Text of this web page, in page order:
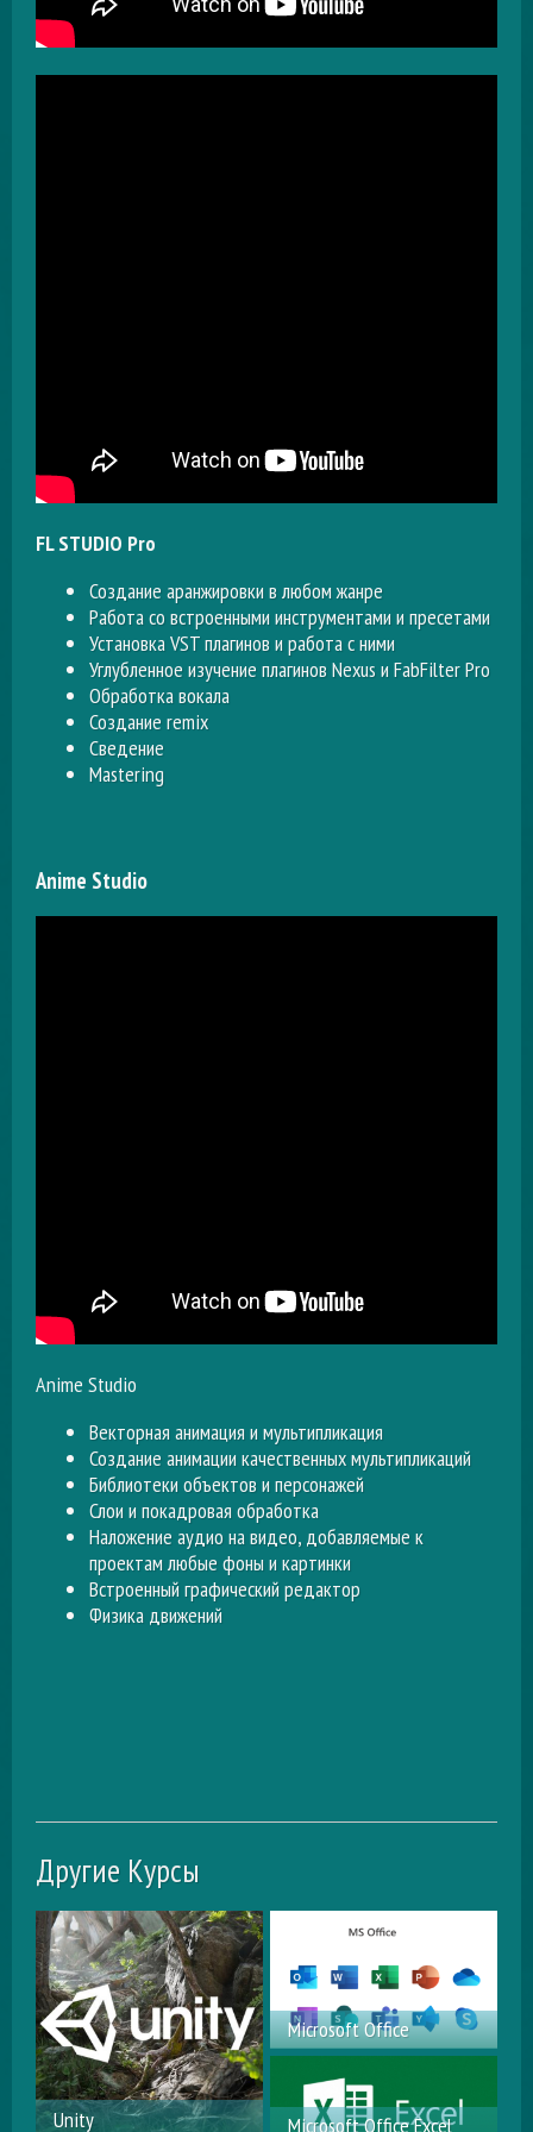
FL STUDIO Pro
Создание аранжировки в любом жанре
Работа со встроенными инструментами и пресетами
Установка VST плагинов и работа с ними
Углубленное изучение плагинов Nexus и FabFilter Pro
Обработка вокала
Создание remix
Сведение
Mastering
Anime Studio
Anime Studio
Векторная анимация и мультипликация
Создание анимации качественных мультипликаций
Библиотеки объектов и персонажей
Слои и покадровая обработка
Наложение аудио на видео, добавляемые к
проектам любые фоны и картинки
Встроенный графический редактор
Физика движений
Другие Курсы
Unity
Microsoft Office
Пользователь ПК
Microsoft Office Excel